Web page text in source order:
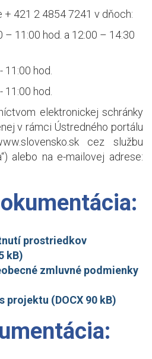
+ 421 2 4854 7241 v dňoch:
– 11:00 hod. a 12:00 – 14:30
11:00 hod.
11:00 hod.
elektronickej schránky
v rámci Ústredného portálu
cez službu
alebo na e-mailovej adrese:
prostriedkov
kB)
zmluvné podmienky
projektu (DOCX 90 kB)